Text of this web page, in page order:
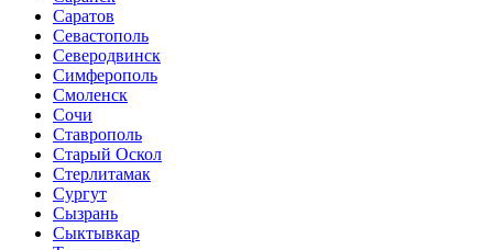
Саратов
Севастополь
Северодвинск
Симферополь
Смоленск
Сочи
Ставрополь
Старый Оскол
Стерлитамак
Сургут
Сызрань
Сыктывкар